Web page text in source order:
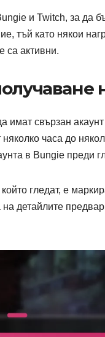
и Twitch, за да
тъй като някои
са активни.
имат свързан
часа до
в Bungie преди
гледат, е
детайлите